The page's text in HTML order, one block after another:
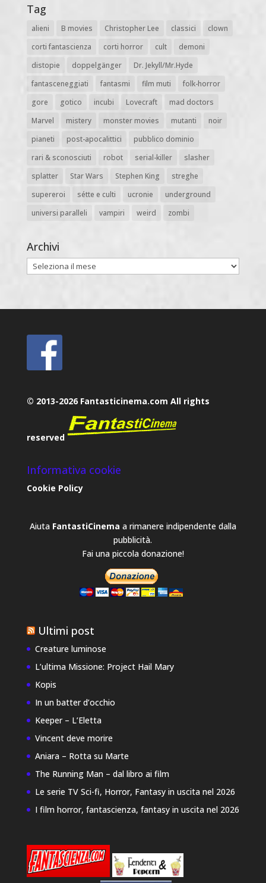
Tag
alieni B movies Christopher Lee classici
clown
corti fantascienza
corti horror cult
demoni
distopie
doppelgänger
Dr. Jekyll/Mr.Hyde
fantasceneggiati
fantasmi film muti
folk-horror
gore
gotico incubi Lovecraft
mad doctors
Marvel
mistery monster movies mutanti
noir
pianeti
post-apocalittici
pubblico dominio
rari & sconosciuti
robot serial-killer
slasher
splatter
Star Wars Stephen King
streghe
supereroi
sétte e culti ucronie
underground
universi paralleli
vampiri weird zombi
Archivi
Archivi
© 2013-2026 Fantasticinema.com All rights
reserved
Informativa cookie
Cookie Policy
Aiuta FantastiCinema a rimanere indipendente dalla
pubblicità.
Fai una piccola donazione!
Ultimi post
Creature luminose
L’ultima Missione: Project Hail Mary
Kopis
In un batter d’occhio
Keeper – L’Eletta
Vincent deve morire
Aniara – Rotta su Marte
The Running Man – dal libro ai film
Le serie TV Sci-fi, Horror, Fantasy in uscita nel 2026
I film horror, fantascienza, fantasy in uscita nel 2026